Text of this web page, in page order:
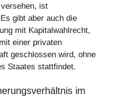
ist
gibt aber auch die
mit Kapitalwahlrecht,
einer privaten
geschlossen wird, ohne
Staates stattfindet.
im